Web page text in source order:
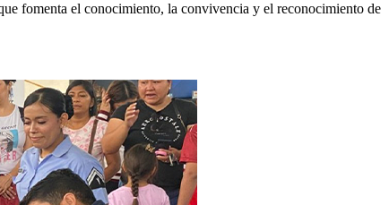
fomenta el conocimiento, la convivencia y el reconocimiento de